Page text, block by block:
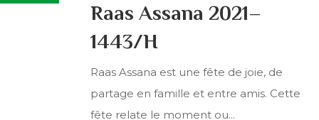
Raas Assana 2021–
1443/H
Raas Assana est une fête de joie, de
partage en famille et entre amis. Cette
fête relate le moment ou...